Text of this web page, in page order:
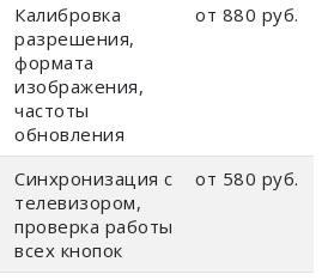
Калибровка
разрешения,
формата
изображения,
частоты
обновления
от 880 руб.
Синхронизация с
телевизором,
проверка работы
всех кнопок
от 580 руб.